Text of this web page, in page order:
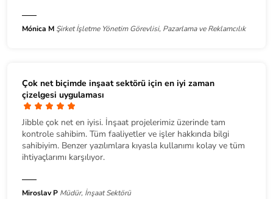
Mónica M Şirket İşletme Yönetim Görevlisi, Pazarlama ve Reklamcılık
Çok net biçimde inşaat sektörü için en iyi zaman
çizelgesi uygulaması
Jibble çok net en iyisi. İnşaat projelerimiz üzerinde tam
kontrole sahibim. Tüm faaliyetler ve işler hakkında bilgi
sahibiyim. Benzer yazılımlara kıyasla kullanımı kolay ve tüm
ihtiyaçlarımı karşılıyor.
Miroslav P Müdür, İnşaat Sektörü